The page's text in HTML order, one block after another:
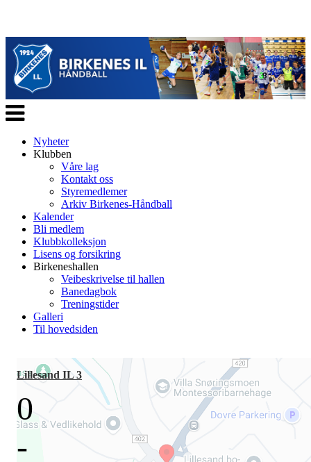
Veksle
navigasjon
Nyheter
Klubben
Våre lag
Kontakt oss
Styremedlemer
Arkiv Birkenes-Håndball
Kalender
Bli medlem
Klubbkolleksjon
Lisens og forsikring
Birkeneshallen
Veibeskrivelse til hallen
Banedagbok
Treningstider
Galleri
Til hovedsiden
Lillesand IL 3
0
-